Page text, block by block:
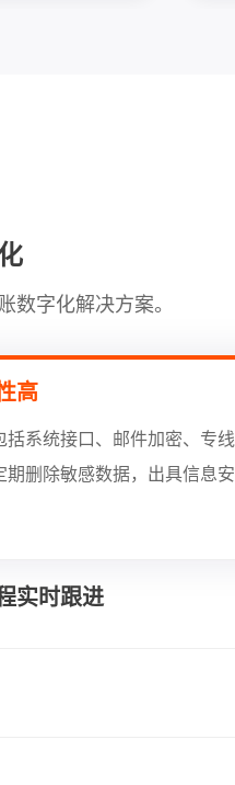
数字化解决方案。
高
系统接口、邮件加密、专
删除敏感数据，出具信息
实时跟进